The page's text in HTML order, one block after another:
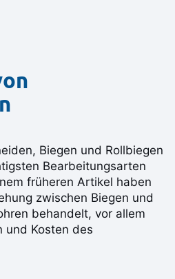
Biegen und Rollbiegen
Bearbeitungsarten
früheren Artikel haben
zwischen Biegen und
behandelt, vor allem
und Kosten des